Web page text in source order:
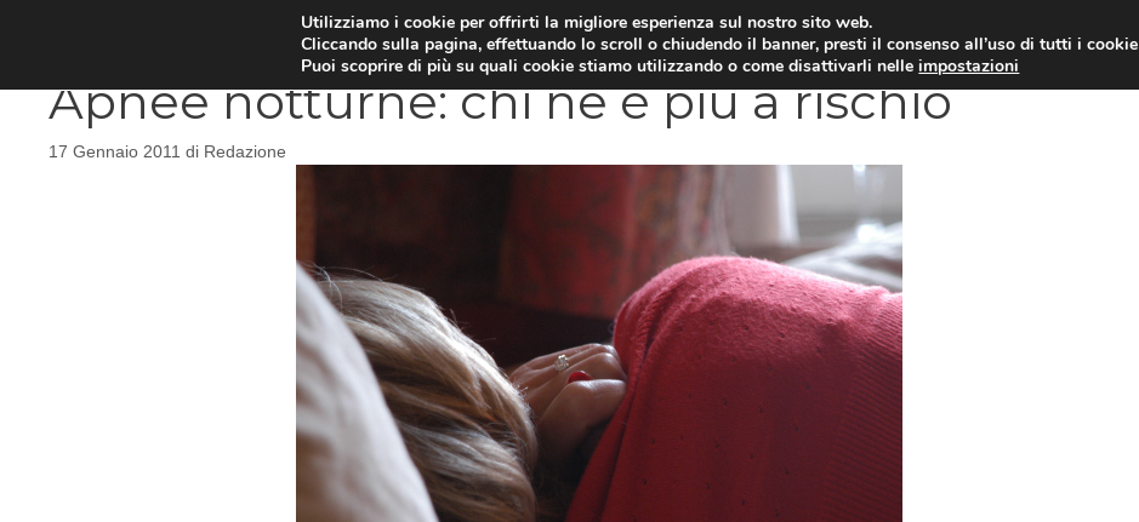
DIETE E METABOLISMO PSICOLOGIA NEUROLOGIA CARDIOLOGIA
Apnee notturne: chi ne è più a rischio
17 Gennaio 2011 di Redazione
Utilizziamo i cookie per offrirti la migliore esperienza sul nostro sito web.
Cliccando sulla pagina, effettuando lo scroll o chiudendo il banner, presti il consenso all’uso di tutti i cookie
Puoi scoprire di più su quali cookie stiamo utilizzando o come disattivarli nelleimpostazioni